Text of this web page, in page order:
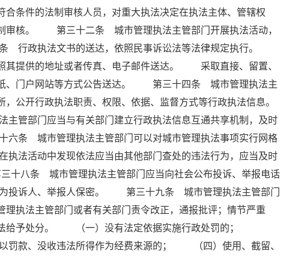
条件的法制审核人员，对重大执法决定在执法主体、管辖权
审核。 第三十二条 城市管理执法主管部门开展执法活动，
行政执法文书的送达，依照民事诉讼法等法律规定执行。
其提供的地址或者传真、电子邮件送达。 采取直接、留置、
纸、门户网站等方式公告送达。 第三十四条 城市管理执法主
公开行政执法职责、权限、依据、监督方式等行政执法信息。
部门应当与有关部门建立行政执法信息互通共享机制，及时
条 城市管理执法主管部门可以对城市管理执法事项实行网格
活动中发现依法应当由其他部门查处的违法行为，应当及时
八条 城市管理执法主管部门应当向社会公布投诉、举报电话
投诉人、举报人保密。 第三十九条 城市管理执法主管部门
执法主管部门或者有关部门责令改正，通报批评；情节严重
法给予处分。 （一）没有法定依据实施行政处罚的；
罚款、没收违法所得作为经费来源的； （四）使用、截留、